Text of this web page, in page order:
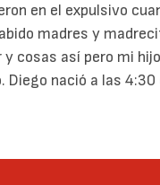
en el expulsivo
madres y
y cosas así pero mi
Diego nació a las